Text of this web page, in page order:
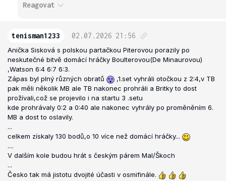
Reagovat
tenisman1233 02.07.2026 21:56
Anička Sisková s polskou partačkou Piterovou porazily po
neskutečné bitvě domácí hráčky Boulterovou(De Minaurovou)
,Watson 6:4 6:7 6:3.
Zápas byl plný různých obratů
,1.set vyhráli otočkou z 2:4,v TB
pak měli několik MB ale TB nakonec prohráli a Britky to dost
prožívali,což se projevilo i na startu 3 .setu
kde prohrávaly 0:2 a 0:40 ale nakonec vyhrály po proměněním 6.
MB a dost to oslavily.
...
celkem získaly 130 bodů,o 10 více než domácí hráčky...
....
V dalším kole budou hrát s českým párem Mal/Škoch
...
Česko tak má jistotu dvojité účasti v osmifinále.